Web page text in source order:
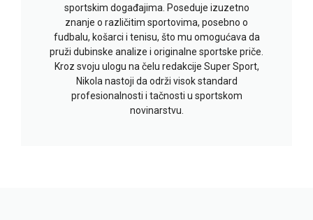
sportskim događajima. Poseduje izuzetno
znanje o različitim sportovima, posebno o
fudbalu, košarci i tenisu, što mu omogućava da
pruži dubinske analize i originalne sportske priče.
Kroz svoju ulogu na čelu redakcije Super Sport,
Nikola nastoji da održi visok standard
profesionalnosti i tačnosti u sportskom
novinarstvu.